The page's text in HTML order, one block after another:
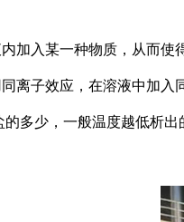
加入某一种物质，从而使
子效应，在溶液中加入
多少，一般温度越低析